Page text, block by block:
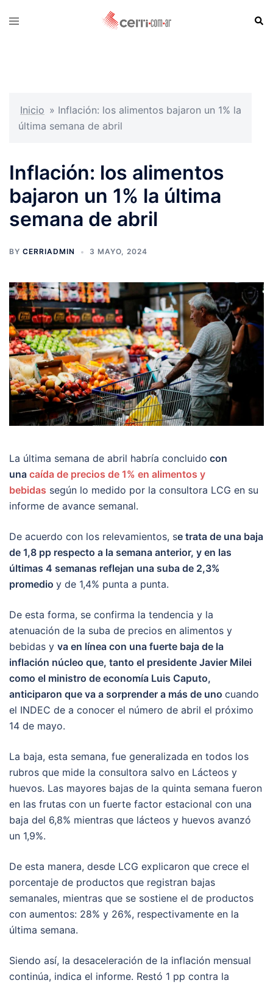
Toggle
Inicio » Inflación: los alimentos bajaron un 1% la
última semana de abril
Inflación: los alimentos
bajaron un 1% la última
semana de abril
BY CERRIADMIN 3 MAYO, 2024
La última semana de abril habría concluido con
una caída de precios de 1% en alimentos y
bebidas según lo medido por la consultora LCG en su
informe de avance semanal.
De acuerdo con los relevamientos, se trata de una baja
de 1,8 pp respecto a la semana anterior, y en las
últimas 4 semanas reflejan una suba de 2,3%
promedio y de 1,4% punta a punta.
De esta forma, se confirma la tendencia y la
atenuación de la suba de precios en alimentos y
bebidas y va en línea con una fuerte baja de la
inflación núcleo que, tanto el presidente Javier Milei
como el ministro de economía Luis Caputo,
anticiparon que va a sorprender a más de uno cuando
el INDEC de a conocer el número de abril el próximo
14 de mayo.
La baja, esta semana, fue generalizada en todos los
rubros que mide la consultora salvo en Lácteos y
huevos. Las mayores bajas de la quinta semana fueron
en las frutas con un fuerte factor estacional con una
baja del 6,8% mientras que lácteos y huevos avanzó
un 1,9%.
De esta manera, desde LCG explicaron que crece el
porcentaje de productos que registran bajas
semanales, mientras que se sostiene el de productos
con aumentos: 28% y 26%, respectivamente en la
última semana.
Siendo así, la desaceleración de la inflación mensual
continúa, indica el informe. Restó 1 pp contra la